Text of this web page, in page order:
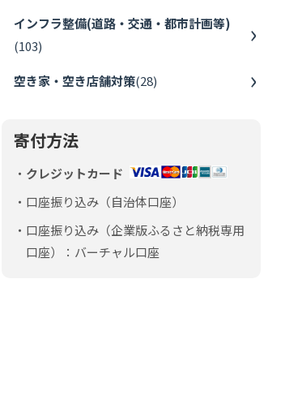
インフラ整備(道路・交通・都市計画等)
(103)
空き家・空き店舗対策(28)
寄付方法
クレジットカード
口座振り込み（自治体口座）
口座振り込み（企業版ふるさと納税専用
口座）：バーチャル口座